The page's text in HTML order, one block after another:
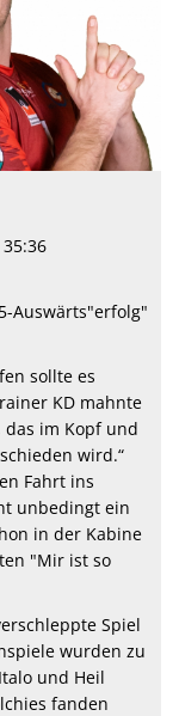
Auswärts"erfolg"
sollte es
KD mahnte
das im Kopf und
wird.“
Fahrt ins
unbedingt ein
in der Kabine
"Mir ist so
Spiel
wurden zu
und Heil
fanden